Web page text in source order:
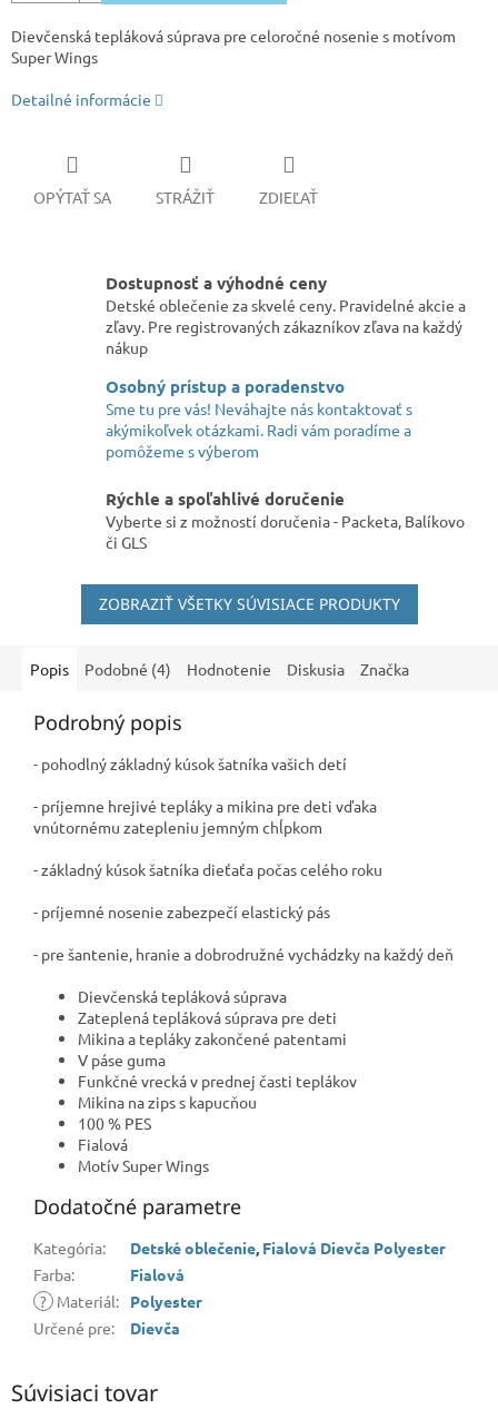
Dievčenská tepláková súprava pre celoročné nosenie s motívom
Super Wings
Detailné informácie
OPÝTAŤ SA STRÁŽIŤ ZDIEĽAŤ
Dostupnosť a výhodné ceny
Detské oblečenie za skvelé ceny. Pravidelné akcie a
zľavy. Pre registrovaných zákazníkov zľava na každý
nákup
Osobný prístup a poradenstvo
Sme tu pre vás! Neváhajte nás kontaktovať s
akýmikoľvek otázkami. Radi vám poradíme a
pomôžeme s výberom
Rýchle a spoľahlivé doručenie
Vyberte si z možností doručenia - Packeta, Balíkovo
či GLS
ZOBRAZIŤ VŠETKY SÚVISIACE PRODUKTY
Popis Podobné (4) Hodnotenie Diskusia Značka
Podrobný popis
- pohodlný základný kúsok šatníka vašich detí
- príjemne hrejivé tepláky a mikina pre deti vďaka
vnútornému zatepleniu jemným chĺpkom
- základný kúsok šatníka dieťaťa počas celého roku
- príjemné nosenie zabezpečí elastický pás
- pre šantenie, hranie a dobrodružné vychádzky na každý deň
Dievčenská tepláková súprava
Zateplená tepláková súprava pre deti
Mikina a tepláky zakončené patentami
V páse guma
Funkčné vrecká v prednej časti teplákov
Mikina na zips s kapucňou
100 % PES
Fialová
Motív Super Wings
Dodatočné parametre
Kategória: Detské oblečenie, Fialová Dievča Polyester
Farba:
Fialová
? Materiál:
Polyester
Určené pre: Dievča
Súvisiaci tovar